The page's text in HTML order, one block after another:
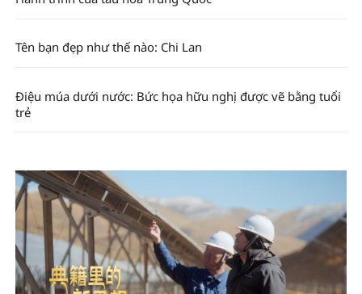
Tên bạn đẹp như thế nào: Chi Lan
Điệu múa dưới nước: Bức họa hữu nghị được vẽ bằng tuổi
trẻ